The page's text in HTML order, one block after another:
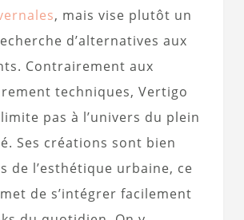
, mais vise plutôt un
d’alternatives aux
Contrairement aux
techniques, Vertigo
pas à l’univers du plein
Ses créations sont bien
de l’esthétique urbaine, ce
de s’intégrer facilement